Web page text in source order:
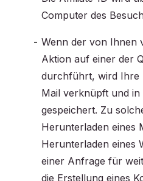
Computer des
Wenn der von Ihnen
Aktion auf einer der
durchführt, wird Ihre
Mail verknüpft und in
gespeichert. Zu
Herunterladen eines
Herunterladen eines
einer Anfrage für
die Erstellung eines